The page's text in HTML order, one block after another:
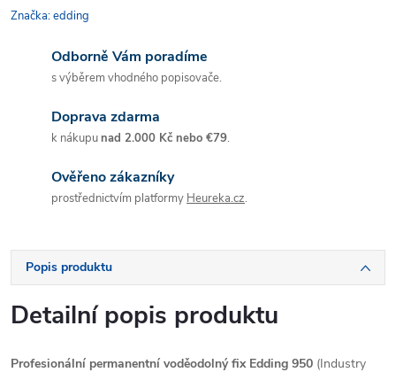
Značka:edding
Odborně Vám poradíme
s výběrem vhodného popisovače.
Doprava zdarma
k nákupunad 2.000 Kč nebo €79.
Ověřeno zákazníky
prostřednictvím platformy Heureka.cz.
Popis produktu
Detailní popis produktu
Profesionální permanentní voděodolný fix Edding 950 (Industry